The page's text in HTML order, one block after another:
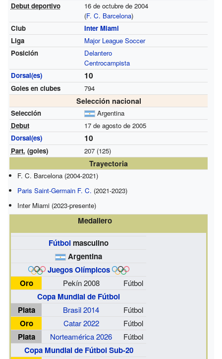
Debut deportivo
16 de octubre de 2004
(F. C. Barcelona)
Club
Inter Miami
Liga
Major League Soccer
Posición
Delantero
Centrocampista
Dorsal(es)
10
Goles en clubes 794
Selección nacional
Selección
Argentina
Debut
17 de agosto de 2005
Dorsal(es)
10
Part. (goles) 207 (125)
Trayectoria
F. C. Barcelona (2004-2021)
Paris Saint-Germain F. C. (2021-2023)
Inter Miami (2023-presente)
Medallero
Fútbol masculino
Argentina
Juegos Olímpicos
Oro
Pekín 2008 Fútbol
Copa Mundial de Fútbol
Plata
Brasil 2014 Fútbol
Oro Catar 2022 Fútbol
Plata Norteamérica 2026 Fútbol
Copa Mundial de Fútbol Sub-20